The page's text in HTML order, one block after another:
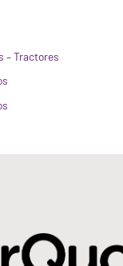
– Tractores